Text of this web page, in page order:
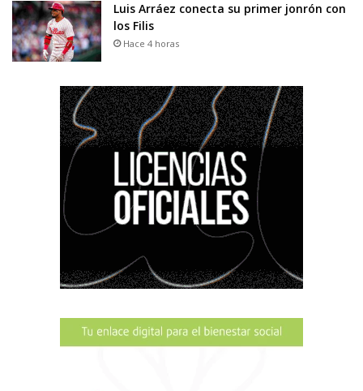
Luis Arráez conecta su primer jonrón con
los Filis
Hace 4 horas